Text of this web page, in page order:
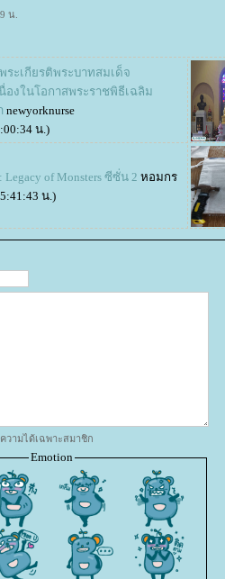
น.
ระเกียรติพระบาทสมเด็จ
องในโอกาสพระราชพิธีเฉลิม
newyorknurse
น.)
Legacy of Monsters ซีซั่น 2 หอมกร
น.)
วามได้เฉพาะสมาชิก
Emotion